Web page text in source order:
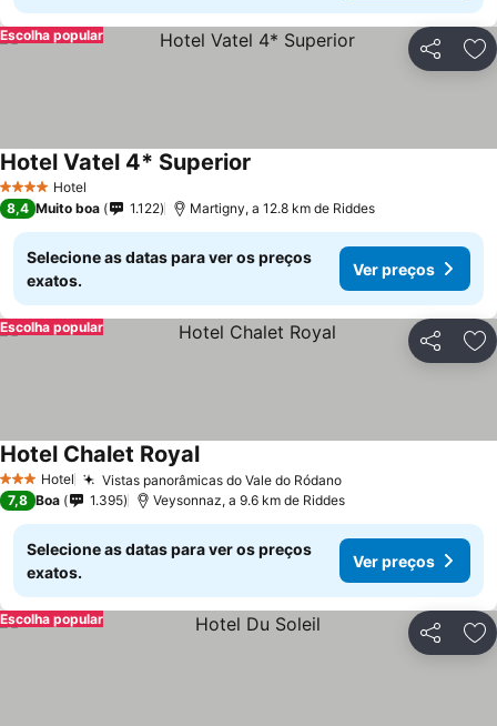
Partilhar
Escolha popular
4 EstrelasHotel
Hotel Vatel 4* Superior
8,4 Muito boa 1.122 Martigny, a 12.8 km de Riddes
Selecione as datas para ver os preços
exatos.
Ver preços
Partilhar
Escolha popular
3 EstrelasHotel Vistas panorâmicas do Vale do Ródano
Hotel Chalet Royal
7,8 Boa 1.395 Veysonnaz, a 9.6 km de Riddes
Selecione as datas para ver os preços
exatos.
Ver preços
Partilhar
Escolha popular